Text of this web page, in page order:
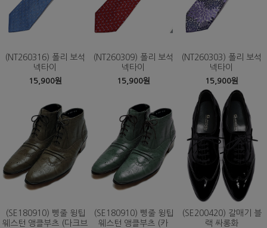
(NT260316) 폴리 보석
넥타이
15,900원
(NT260309) 폴리 보석
넥타이
15,900원
(NT260303) 폴리 보석
넥타이
15,900원
(SE180910) 삥줄 윙팁
웨스턴 앵클부츠 (다크브
(SE180910) 삥줄 윙팁
웨스턴 앵클부츠 (카
(SE200420) 갈매기 블
랙 싸롱화